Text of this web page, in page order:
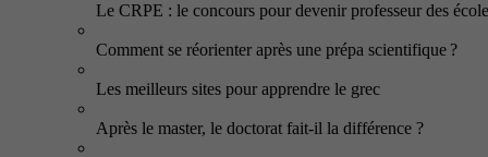
Le CRPE : le concours pour devenir professeur des
Comment se réorienter après une prépa scientifique ?
Les meilleurs sites pour apprendre le grec
Après le master, le doctorat fait-il la différence ?